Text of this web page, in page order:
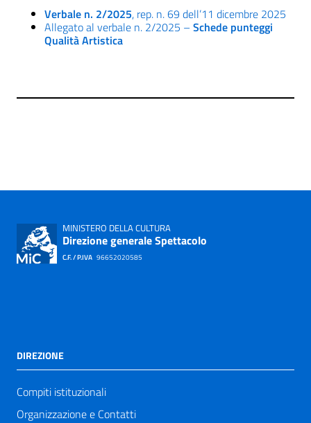
Verbale n. 2/2025, rep. n. 69 dell’11 dicembre 2025
Allegato al verbale n. 2/2025 – Schede punteggi
Qualità Artistica
MINISTERO DELLA CULTURA
Direzione generale Spettacolo
C.F. / P.IVA 96652020585
DIREZIONE
Compiti istituzionali
Organizzazione e Contatti